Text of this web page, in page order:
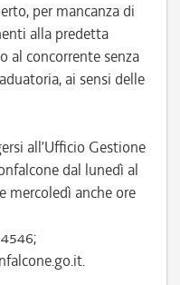
per mancanza di
alla predetta
al concorrente senza
ai sensi delle
all’Ufficio Gestione
dal lunedì al
mercoledì anche ore